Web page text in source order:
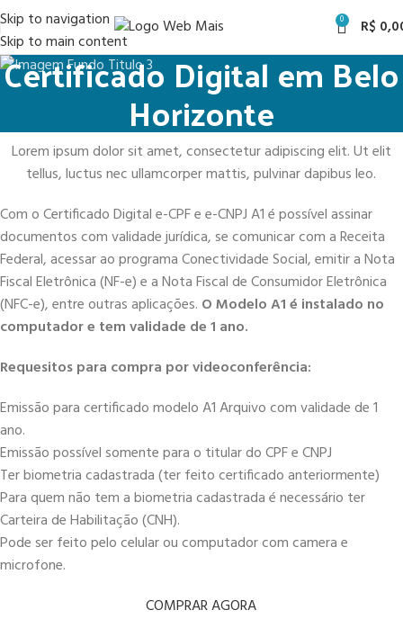
Skip to navigation
Skip to main content
0 R$
Certificado Digital em Belo
Horizonte
Lorem ipsum dolor sit amet, consectetur adipiscing elit. Ut elit
tellus, luctus nec ullamcorper mattis, pulvinar dapibus leo.
Com o Certificado Digital e-CPF e e-CNPJ A1 é possível assinar
documentos com validade jurídica, se comunicar com a Receita
Federal, acessar ao programa Conectividade Social, emitir a Nota
Fiscal Eletrônica (NF-e) e a Nota Fiscal de Consumidor Eletrônica
(NFC-e), entre outras aplicações. O Modelo A1 é instalado no
computador e tem validade de 1 ano.
Requesitos para compra por videoconferência:
Emissão para certificado modelo A1 Arquivo com validade de 1
ano.
Emissão possível somente para o titular do CPF e CNPJ
Ter biometria cadastrada (ter feito certificado anteriormente)
Para quem não tem a biometria cadastrada é necessário ter
Carteira de Habilitação (CNH).
Pode ser feito pelo celular ou computador com camera e
microfone.
COMPRAR AGORA